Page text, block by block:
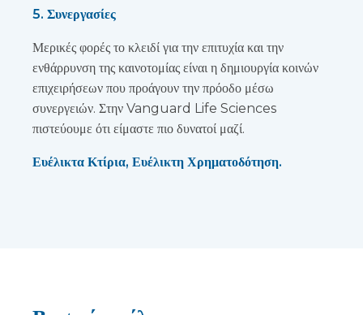
5. Συνεργασίες
Μερικές φορές το κλειδί για την επιτυχία και την
ενθάρρυνση της καινοτομίας είναι η δημιουργία κοινών
επιχειρήσεων που προάγουν την πρόοδο μέσω
συνεργειών. Στην Vanguard Life Sciences
πιστεύουμε ότι είμαστε πιο δυνατοί μαζί.
Ευέλικτα Κτίρια, Ευέλικτη Χρηματοδότηση.